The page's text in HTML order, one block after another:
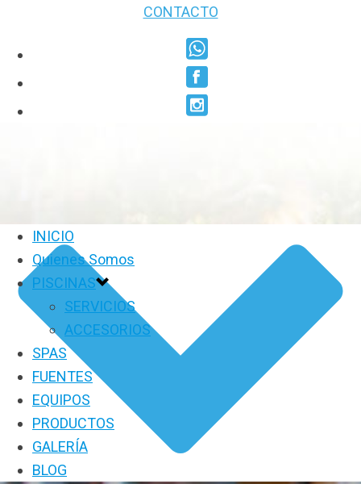
CONTACTO
INICIO
Quienes Somos
PISCINAS
SERVICIOS
ACCESORIOS
SPAS
FUENTES
EQUIPOS
PRODUCTOS
GALERÍA
BLOG